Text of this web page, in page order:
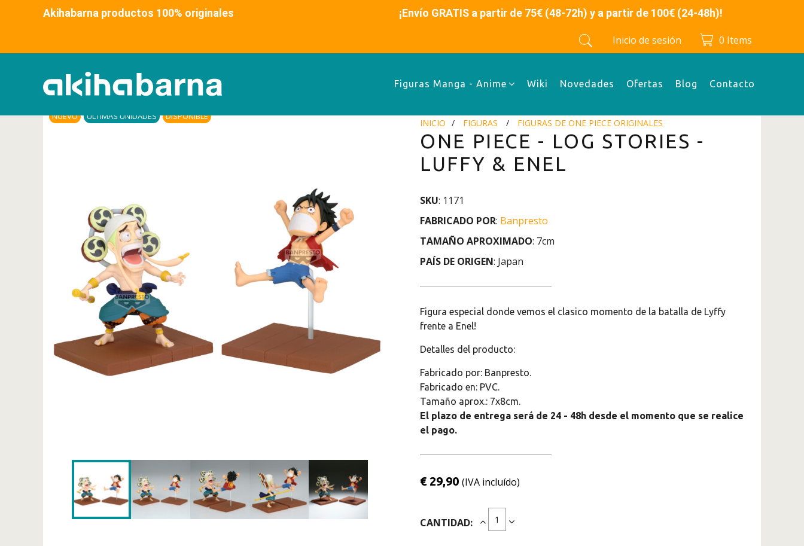
Akihabarna productos 100% originales ¡Envío GRATIS a partir de 75€ (48-72h) y a partir de 100€ (24-48h)!
Inicio de sesión 0 Items
Figuras Manga - Anime Wiki Novedades Ofertas Blog Contacto
NUEVO ÚLTIMAS UNIDADES DISPONIBLE
INICIO FIGURAS FIGURAS DE ONE PIECE ORIGINALES
ONE PIECE - LOG STORIES -
LUFFY & ENEL
SKU: 1171
FABRICADO POR: Banpresto
TAMAÑO APROXIMADO: 7cm
PAÍS DE ORIGEN: Japan
Figura especial donde vemos el clasico momento de la batalla de Lyffy
frente a Enel!
Detalles del producto:
Fabricado por: Banpresto.
Fabricado en: PVC.
Tamaño aprox.: 7x8cm.
El plazo de entrega será de 24 - 48h desde el momento que se realice
el pago.
€ 29,90 (IVA incluído)
CANTIDAD: